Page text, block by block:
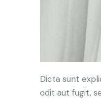
Dicta sunt
odit aut fugit,